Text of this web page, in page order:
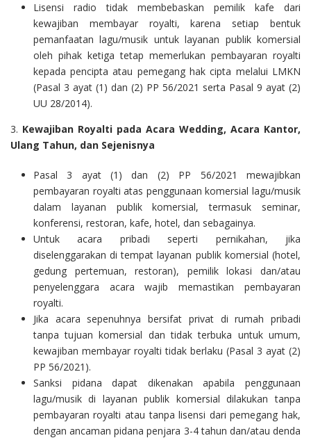
Lisensi radio tidak membebaskan pemilik kafe dari
kewajiban membayar royalti, karena setiap bentuk
pemanfaatan lagu/musik untuk layanan publik komersial
oleh pihak ketiga tetap memerlukan pembayaran royalti
kepada pencipta atau pemegang hak cipta melalui LMKN
(Pasal 3 ayat (1) dan (2) PP 56/2021 serta Pasal 9 ayat (2)
UU 28/2014).
3. Kewajiban Royalti pada Acara Wedding, Acara Kantor,
Ulang Tahun, dan Sejenisnya
Pasal 3 ayat (1) dan (2) PP 56/2021 mewajibkan
pembayaran royalti atas penggunaan komersial lagu/musik
dalam layanan publik komersial, termasuk seminar,
konferensi, restoran, kafe, hotel, dan sebagainya.
Untuk acara pribadi seperti pernikahan, jika
diselenggarakan di tempat layanan publik komersial (hotel,
gedung pertemuan, restoran), pemilik lokasi dan/atau
penyelenggara acara wajib memastikan pembayaran
royalti.
Jika acara sepenuhnya bersifat privat di rumah pribadi
tanpa tujuan komersial dan tidak terbuka untuk umum,
kewajiban membayar royalti tidak berlaku (Pasal 3 ayat (2)
PP 56/2021).
Sanksi pidana dapat dikenakan apabila penggunaan
lagu/musik di layanan publik komersial dilakukan tanpa
pembayaran royalti atau tanpa lisensi dari pemegang hak,
dengan ancaman pidana penjara 3-4 tahun dan/atau denda